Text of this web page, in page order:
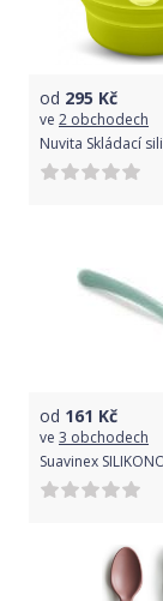
od 295 Kč
ve 2 obchodech
od 161 Kč
ve 3 obchodech